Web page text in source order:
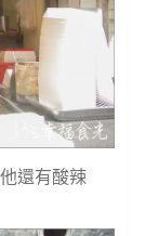
還有酸辣